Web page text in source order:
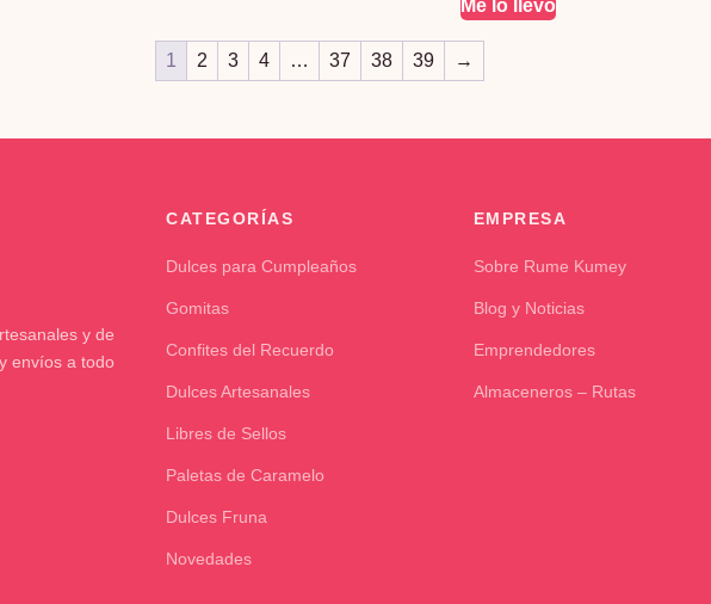
Me lo llevo
1 2 3 4 … 37 38 39 →
y de
envíos a todo
CATEGORÍAS
Dulces para Cumpleaños
Gomitas
Confites del Recuerdo
Dulces Artesanales
Libres de Sellos
Paletas de Caramelo
Dulces Fruna
Novedades
EMPRESA
Sobre Rume Kumey
Blog y Noticias
Emprendedores
Almaceneros – Rutas